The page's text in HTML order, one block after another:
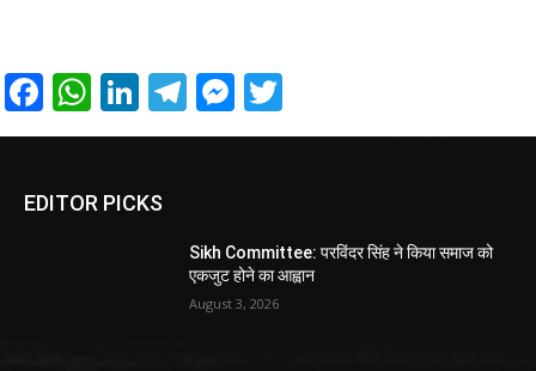
Facebook
WhatsApp
LinkedIn
Telegram
Messenger
EDITOR PICKS
Sikh Committee: परविंदर सिंह ने किया समाज को
एकजुट होने का आह्वान
August 3, 2026